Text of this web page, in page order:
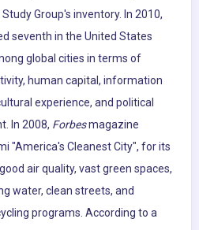
Group's inventory. In 2010,
seventh in the United States
global cities in terms of
human capital, information
experience, and political
In 2008, Forbesmagazine
"America's Cleanest City", for its
air quality, vast green spaces,
water, clean streets, and
programs. According to a